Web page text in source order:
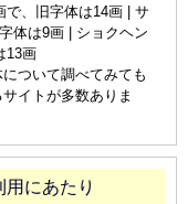
、旧字体は14画 | サ
体は9画 | ショクヘン
13画
ついて調べてみても
イトが多数ありま
にあたり